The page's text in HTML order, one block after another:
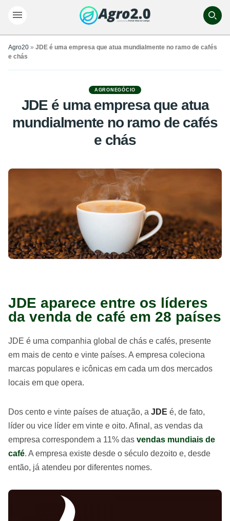
Agro20 » JDE é uma empresa que atua mundialmente no ramo de cafés
e chás
AGRONEGÓCIO
JDE é uma empresa que atua
mundialmente no ramo de cafés
e chás
JDE aparece entre os líderes
da venda de café em 28 países
JDE é uma companhia global de chás e cafés, presente
em mais de cento e vinte países. A empresa coleciona
marcas populares e icônicas em cada um dos mercados
locais em que opera.
Dos cento e vinte países de atuação, a JDE é, de fato,
líder ou vice líder em vinte e oito. Afinal, as vendas da
empresa correspondem a 11% das vendas mundiais de
café. A empresa existe desde o século dezoito e, desde
então, já atendeu por diferentes nomes.